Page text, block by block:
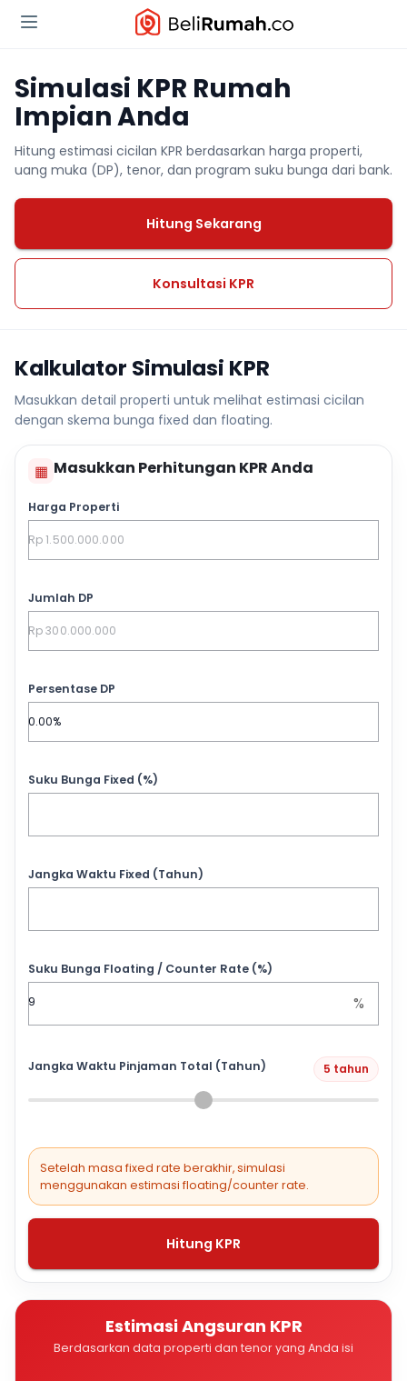
Simulasi KPR Rumah
Impian Anda
Hitung estimasi cicilan KPR berdasarkan harga properti,
uang muka (DP), tenor, dan program suku bunga dari bank.
Hitung Sekarang
Konsultasi KPR
Kalkulator Simulasi KPR
Masukkan detail properti untuk melihat estimasi cicilan
dengan skema bunga fixed dan floating.
▦ Masukkan Perhitungan KPR Anda
Harga Properti
Jumlah DP
Persentase DP
Suku Bunga Fixed (%)
Jangka Waktu Fixed (Tahun)
Suku Bunga Floating / Counter Rate (%)
%
Jangka Waktu Pinjaman Total (Tahun) 5 tahun
Setelah masa fixed rate berakhir, simulasi
menggunakan estimasi floating/counter rate.
Hitung KPR
Estimasi Angsuran KPR
Berdasarkan data properti dan tenor yang Anda isi